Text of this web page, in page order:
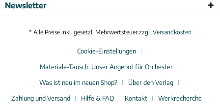
Newsletter
* Alle Preise inkl. gesetzl. Mehrwertsteuer zzgl. Versandkosten
Cookie-Einstellungen
Materiale-Tausch: Unser Angebot für Orchester
Was ist neu im neuen Shop?
Über den Verlag
Zahlung und Versand
Hilfe & FAQ Kontakt
Werkrecherche